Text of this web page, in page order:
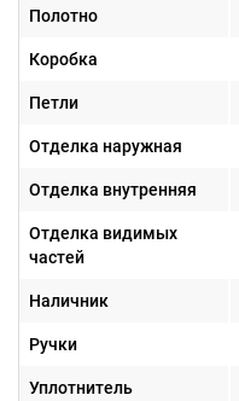
Полотно
Коробка
Петли
Отделка наружная
Отделка внутренняя
Отделка видимых
частей
Наличник
Ручки
Уплотнитель